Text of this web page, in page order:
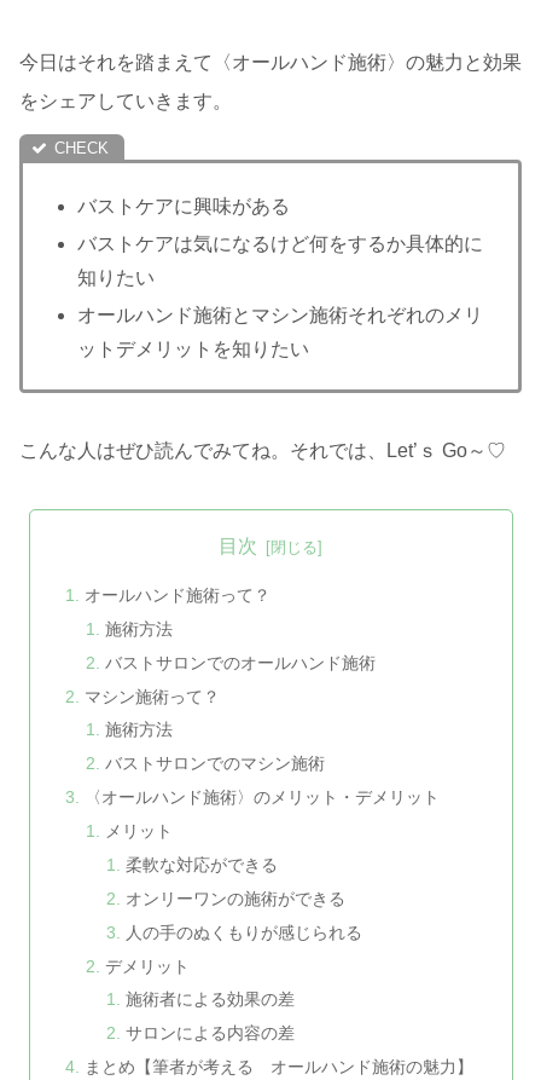
今日はそれを踏まえて〈オールハンド施術〉の魅力と効果
をシェアしていきます。
バストケアに興味がある
バストケアは気になるけど何をするか具体的に
知りたい
オールハンド施術とマシン施術それぞれのメリ
ットデメリットを知りたい
こんな人はぜひ読んでみてね。それでは、Let’ｓ Go～♡
目次
オールハンド施術って？
施術方法
バストサロンでのオールハンド施術
マシン施術って？
施術方法
バストサロンでのマシン施術
〈オールハンド施術〉のメリット・デメリット
メリット
柔軟な対応ができる
オンリーワンの施術ができる
人の手のぬくもりが感じられる
デメリット
施術者による効果の差
サロンによる内容の差
まとめ【筆者が考える オールハンド施術の魅力】